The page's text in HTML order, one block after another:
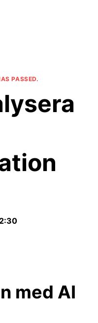
PASSED.
med AI